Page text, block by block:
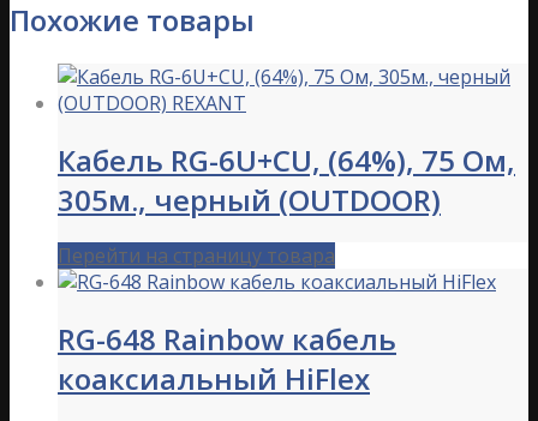
Похожие товары
Кабель RG-6U+CU, (64%), 75 Ом,
305м., черный (OUTDOOR)
Перейти на страницу товара
RG-648 Rainbow кабель
коаксиальный HiFlex